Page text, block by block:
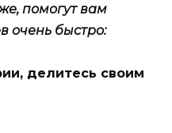
помогут вам
очень быстро:
делитесь своим